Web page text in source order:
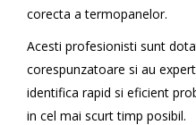
corecta a termopanelor.
Acesti profesionisti sunt
corespunzatoare si au
identifica rapid si eficient
in cel mai scurt timp posibil.